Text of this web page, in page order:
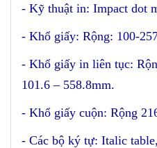
- Kỹ thuật in: Impact dot
- Khổ giấy: Rộng: 100-
- Khổ giấy in liên tục:
101.6 – 558.8mm.
- Khổ giấy cuộn: Rộng
- Các bộ ký tự: Italic